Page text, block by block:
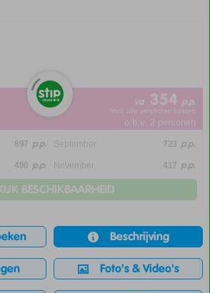
va 354 p.p.
*incl. alle verplichte kosten
o.b.v. 2 personen
897 p.p. September 723 p.p.
490 p.p. November 417 p.p.
BESCHIKBAARHEID
Beschrijving
Foto's & Video's